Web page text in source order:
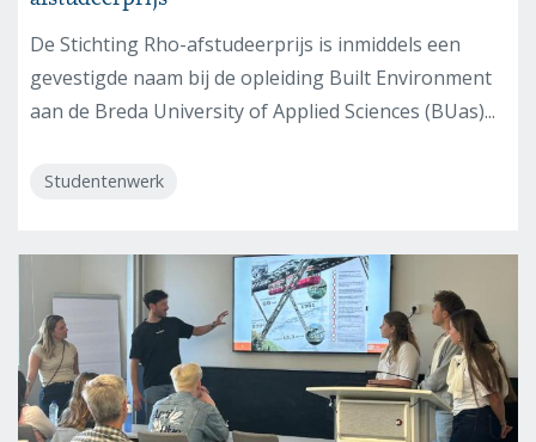
De Stichting Rho-afstudeerprijs is inmiddels een
gevestigde naam bij de opleiding Built Environment
aan de Breda University of Applied Sciences (BUas)...
Studentenwerk